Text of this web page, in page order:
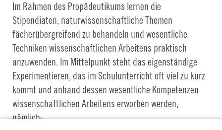
Im Rahmen des Propädeutikums lernen die
Stipendiaten, naturwissenschaftliche Themen
fächerübergreifend zu behandeln und wesentliche
Techniken wissenschaftlichen Arbeitens praktisch
anzuwenden. Im Mittelpunkt steht das eigenständige
Experimentieren, das im Schulunterricht oft viel zu kurz
kommt und anhand dessen wesentliche Kompetenzen
wissenschaftlichen Arbeitens erworben werden,
nämlich: